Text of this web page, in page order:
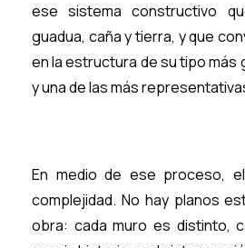
ese sistema constructivo
guadua, caña y tierra, y que
en la estructura de su tipo más
y una de las más
En medio de ese proceso,
complejidad. No hay planos
obra: cada muro es distinto,